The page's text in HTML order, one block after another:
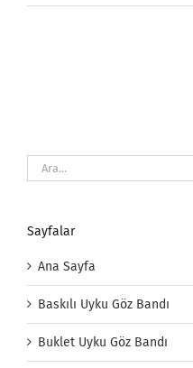
Ara:
Sayfalar
Ana Sayfa
Baskılı Uyku Göz Bandı
Buklet Uyku Göz Bandı